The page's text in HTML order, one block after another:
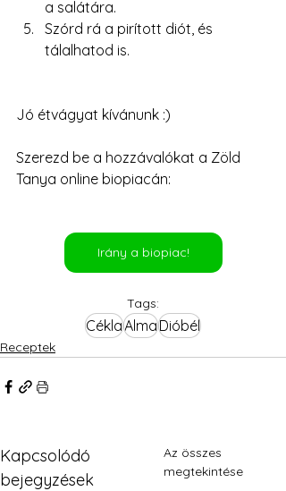
a salátára.
Szórd rá a pirított diót, és
tálalhatod is.
Jó étvágyat kívánunk :)
Szerezd be a hozzávalókat a Zöld
Tanya online biopiacán:
Irány a biopiac!
Tags:
CéklaAlmaDióbél
Receptek
Kapcsolódó
bejegyzések
Az összes
megtekintése